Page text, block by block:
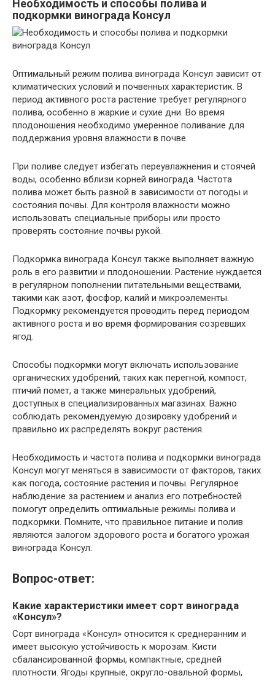
Необходимость и способы полива и
подкормки винограда Консул
Оптимальный режим полива винограда Консул зависит от
климатических условий и почвенных характеристик. В
период активного роста растение требует регулярного
полива, особенно в жаркие и сухие дни. Во время
плодоношения необходимо умеренное поливание для
поддержания уровня влажности в почве.
При поливе следует избегать переувлажнения и стоячей
воды, особенно вблизи корней винограда. Частота
полива может быть разной в зависимости от погоды и
состояния почвы. Для контроля влажности можно
использовать специальные приборы или просто
проверять состояние почвы рукой.
Подкормка винограда Консул также выполняет важную
роль в его развитии и плодоношении. Растение нуждается
в регулярном пополнении питательными веществами,
такими как азот, фосфор, калий и микроэлементы.
Подкормку рекомендуется проводить перед периодом
активного роста и во время формирования созревших
ягод.
Способы подкормки могут включать использование
органических удобрений, таких как перегной, компост,
птичий помет, а также минеральных удобрений,
доступных в специализированных магазинах. Важно
соблюдать рекомендуемую дозировку удобрений и
правильно их распределять вокруг растения.
Необходимость и частота полива и подкормки винограда
Консул могут меняться в зависимости от факторов, таких
как погода, состояние растения и почвы. Регулярное
наблюдение за растением и анализ его потребностей
помогут определить оптимальные режимы полива и
подкормки. Помните, что правильное питание и полив
являются залогом здорового роста и богатого урожая
винограда Консул.
Вопрос-ответ:
Какие характеристики имеет сорт винограда
«Консул»?
Сорт винограда «Консул» относится к среднеранним и
имеет высокую устойчивость к морозам. Кисти
сбалансированной формы, компактные, средней
плотности. Ягоды крупные, округло-овальной формы,